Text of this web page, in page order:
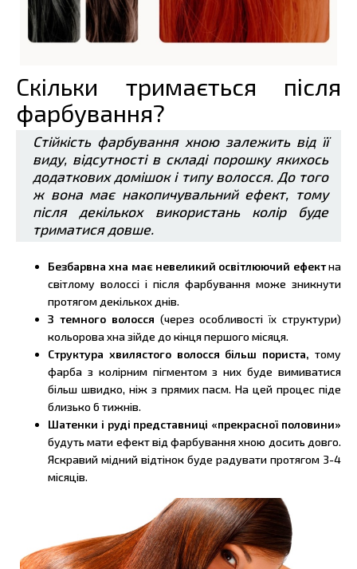
Скільки тримається після
фарбування?
Стійкість фарбування хною залежить від її
виду, відсутності в складі порошку якихось
додаткових домішок і типу волосся. До того
ж вона має накопичувальний ефект, тому
після декількох використань колір буде
триматися довше.
Безбарвна хна має невеликий освітлюючий ефектна
світлому волоссі і після фарбування може зникнути
протягом декількох днів.
З темного волосся (через особливості їх структури)
кольорова хна зійде до кінця першого місяця.
Структура хвилястого волосся більш пориста, тому
фарба з колірним пігментом з них буде вимиватися
більш швидко, ніж з прямих пасм. На цей процес піде
близько 6 тижнів.
Шатенки і руді представниці «прекрасної половини»
будуть мати ефект від фарбування хною досить довго.
Яскравий мідний відтінок буде радувати протягом 3-4
місяців.